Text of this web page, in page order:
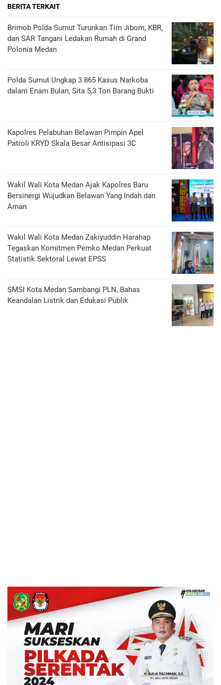
BERITA TERKAIT
Brimob Polda Sumut Turunkan Tim Jibom, KBR,
dan SAR Tangani Ledakan Rumah di Grand
Polonia Medan
Polda Sumut Ungkap 3.865 Kasus Narkoba
dalam Enam Bulan, Sita 5,3 Ton Barang Bukti
Kapolres Pelabuhan Belawan Pimpin Apel
Patroli KRYD Skala Besar Antisipasi 3C
Wakil Wali Kota Medan Ajak Kapolres Baru
Bersinergi Wujudkan Belawan Yang Indah dan
Aman
Wakil Wali Kota Medan Zakiyuddin Harahap
Tegaskan Komitmen Pemko Medan Perkuat
Statistik Sektoral Lewat EPSS
SMSI Kota Medan Sambangi PLN, Bahas
Keandalan Listrik dan Edukasi Publik